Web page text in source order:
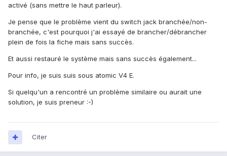
activé (sans mettre le haut parleur).
Je pense que le problème vient du switch jack branchée/non-
branchée, c'est pourquoi j'ai essayé de brancher/débrancher
plein de fois la fiche mais sans succès.
Et aussi restauré le système mais sans succès également...
Pour info, je suis suis sous atomic V4 E.
Si quelqu'un a rencontré un problème similaire ou aurait une
solution, je suis preneur :-)
Citer